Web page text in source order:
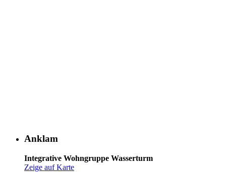
Anklam
Integrative Wohngruppe Wasserturm
Zeige auf Karte